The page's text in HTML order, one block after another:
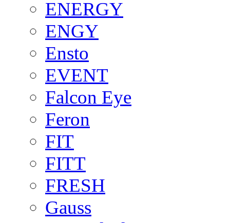
ENERGY
ENGY
Ensto
EVENT
Falcon Eye
Feron
FIT
FITT
FRESH
Gauss